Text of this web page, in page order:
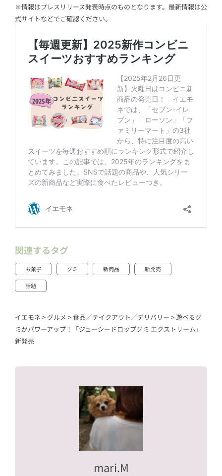
※情報はプレスリリース発表時点のものとなります。最新情報は公
式サイトなどでご確認ください。
関連するタグ
お菓子 グミ 新商品 新発売
話題
イエモネ > グルメ >食品／テイクアウト／デリバリー >遊べるグ
ミがパワーアップ！「ジューシードロップグミ エクストリーム」
新発売
mari.M